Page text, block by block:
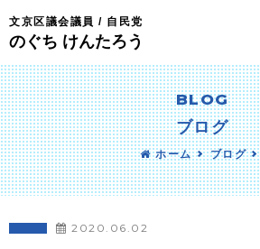
文京区議会議員 / 自民党
のぐち けんたろう
BLOG
ブログ
ホーム ブログ
2020.06.02